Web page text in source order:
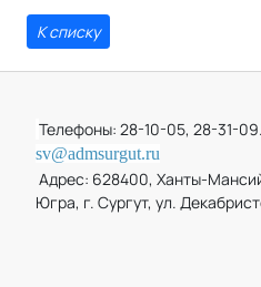
К списку
Телефоны: 28-10-05, 28-31-
sv@admsurgut.ru
Адрес: 628400, Ханты-
Югра, г. Сургут, ул.